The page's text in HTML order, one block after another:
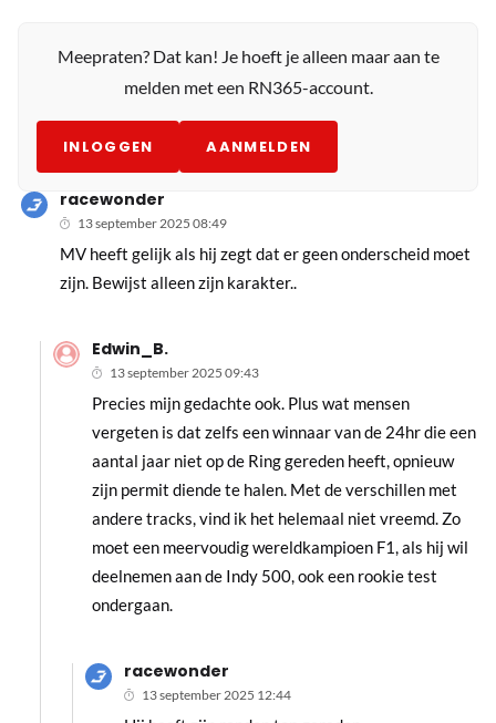
Meepraten? Dat kan! Je hoeft je alleen maar aan te
melden met een RN365-account.
INLOGGEN AANMELDEN
racewonder
13 september 2025 08:49
MV heeft gelijk als hij zegt dat er geen onderscheid moet
zijn. Bewijst alleen zijn karakter..
Edwin_B.
13 september 2025 09:43
Precies mijn gedachte ook. Plus wat mensen
vergeten is dat zelfs een winnaar van de 24hr die een
aantal jaar niet op de Ring gereden heeft, opnieuw
zijn permit diende te halen. Met de verschillen met
andere tracks, vind ik het helemaal niet vreemd. Zo
moet een meervoudig wereldkampioen F1, als hij wil
deelnemen aan de Indy 500, ook een rookie test
ondergaan.
racewonder
13 september 2025 12:44